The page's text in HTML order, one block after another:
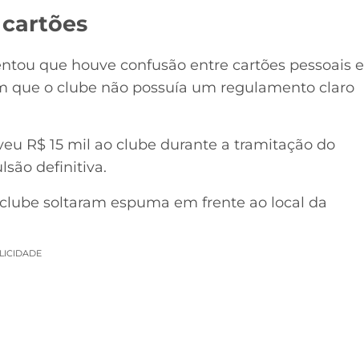
que houve confusão entre cartões pessoais e
que o clube não possuía um regulamento claro
R$ 15 mil ao clube durante a tramitação do
definitiva.
soltaram espuma em frente ao local da